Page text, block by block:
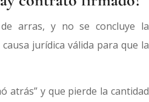
arras, y no se concluye la
jurídica válida para que la
atrás” y que pierde la cantidad